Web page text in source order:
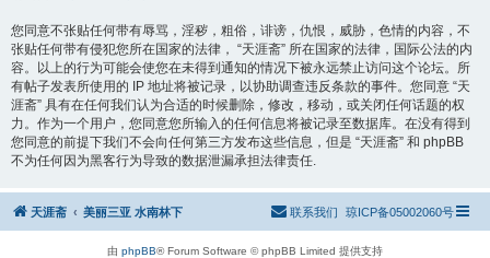
您同意不张贴任何带有辱骂，淫秽，粗俗，诽谤，仇恨，威胁，色情的内容，不
张贴任何带有侵犯您所在国家的法律， “天涯斋” 所在国家的法律，国际公法的内
容。以上的行为可能会使您在未得到通知的情况下被永远禁止访问这个论坛。所
有帖子发表所使用的 IP 地址将被记录，以协助调查违反条款的事件。您同意 “天
涯斋” 具有在任何我们认为合适的时候删除，修改，移动，或关闭任何话题的权
力。作为一个用户，您同意您所输入的任何信息将被记录至数据库。在没有得到
您同意的前提下我们不会向任何第三方发布这些信息，但是 “天涯斋” 和 phpBB
不为任何因为黑客行为导致的数据泄漏承担法律责任.
天涯斋 美丽三亚 水南林下 琼ICP备05002060号
联系我们
由 phpBB® Forum Software © phpBB Limited 提供支持